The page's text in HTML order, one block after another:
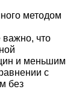
методом
что
и меньшим
с
без